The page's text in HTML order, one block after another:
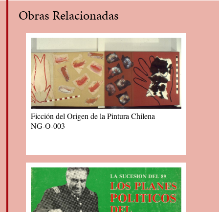
Obras Relacionadas
Ficción del Origen de la Pintura Chilena
NG-O-003